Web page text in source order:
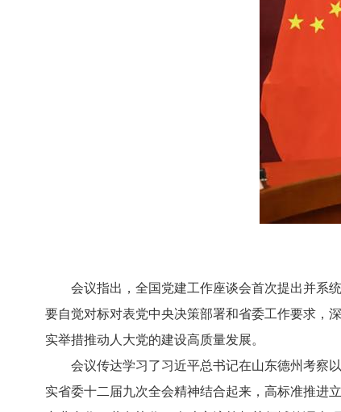
会议指出，全国党建工作座谈会首次提出并系统
要自觉对标对表党中央决策部署和省委工作要求，
实举措推动人大党的建设高质量发展。
会议传达学习了习近平总书记在山东德州考察以
实省委十二届九次全会精神结合起来，高标准推进